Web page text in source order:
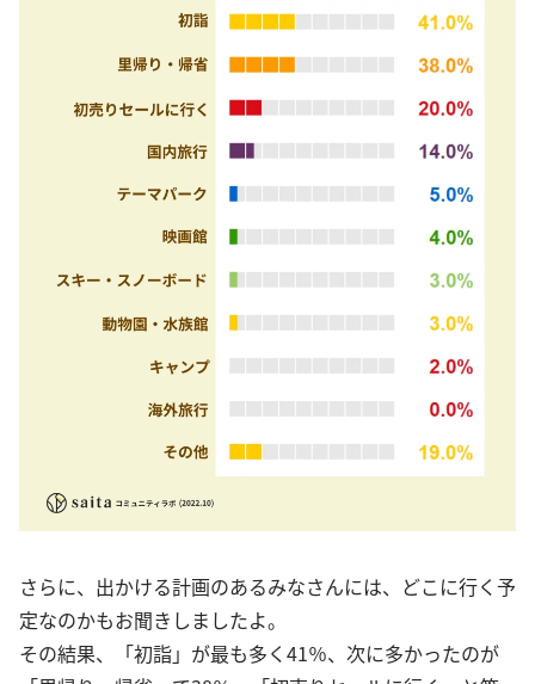
さらに、出かける計画のあるみなさんには、どこに行く予
定なのかもお聞きしましたよ。
その結果、「初詣」が最も多く41％、次に多かったのが